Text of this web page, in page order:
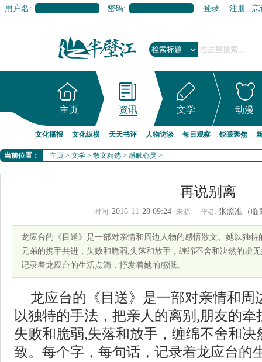
用户名: 密码: 登录 注册 忘
主页 资讯 文学 动漫
文化播报 文化纵横 天天书评 人物访谈 每日观察 锐眼聚焦
当前位置： 主页 > 文学 > 散文精选 > 感触心灵 >
再说别离
时间: 2016-11-28 09:24 来源: 作者: 张照准（
龙应台的《目送》是一部对亲情和周边人物的感悟散文。她以独
兄弟的携手共进，失败和脆弱,失落和放手，缠绵不舍和决然的虚
记录着龙应台的生活点滴，抒发着她的感慨。
龙应台的《目送》是一部对亲情和周
以独特的手法，把亲人的离别,朋友的
失败和脆弱,失落和放手，缠绵不舍和
致。每个字，每句话，记录着龙应台的